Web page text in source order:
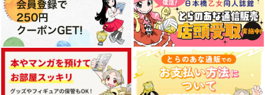
転生賢者の異世界ライ
フ～第二の職業を得
て、世界最強になりま
した～ 33
スクウェア・エニック
ス
オーバーロード〈新〉
世界編 4
KADOKAWA
世界最強の後衛 迷宮
国の新人探索者 1
KADOKAWA
カート カート カート